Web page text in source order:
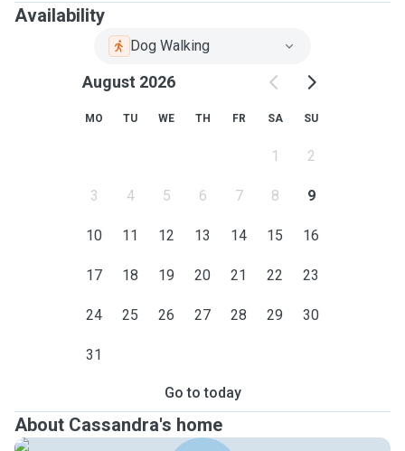
Availability
Dog Walking
August 2026
MO TU WE TH FR SA SU
1 2
3 4 5 6 7 8 9
10 11 12 13 14 15 16
17 18 19 20 21 22 23
24 25 26 27 28 29 30
31
Go to today
About Cassandra's home